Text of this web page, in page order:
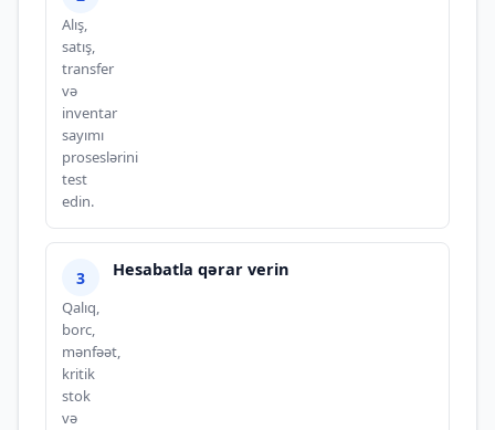
Alış,
satış,
transfer
və
inventar
sayımı
proseslərini
test
edin.
Hesabatla qərar verin
Qalıq,
borc,
mənfəət,
kritik
stok
və